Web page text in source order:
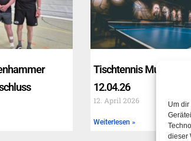
Um
dieser
Tischtennis
12.04.26
12. April 2026
Weiterlesen »